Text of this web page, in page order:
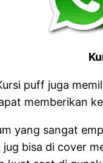
puff juga
memberikan
yang sangat
bisa di cover